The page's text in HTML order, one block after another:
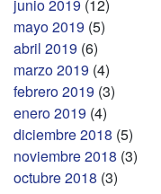
junio 2019 (12)
mayo 2019 (5)
abril 2019 (6)
marzo 2019 (4)
febrero 2019 (3)
enero 2019 (4)
diciembre 2018 (5)
noviembre 2018 (3)
octubre 2018 (3)